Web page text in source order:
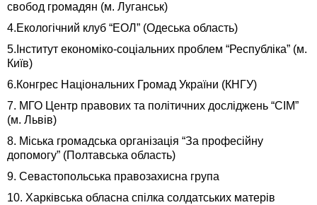
свобод громадян (м. Луганськ)
4.Екологічний клуб “ЕОЛ” (Одеська область)
5.Інститут економіко-соціальних проблем “Республіка” (м.
Київ)
6.Конгрес Національних Громад України (КНГУ)
7. МГО Центр правових та політичних досліджень “СІМ”
(м. Львів)
8. Міська громадська організація “За професійну
допомогу” (Полтавська область)
9. Севастопольська правозахисна група
10. Харківська обласна спілка солдатських матерів